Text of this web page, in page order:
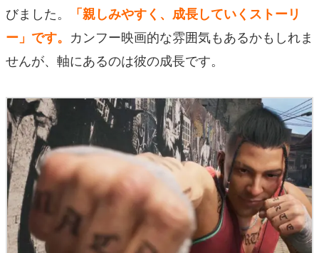
びました。
「親しみやすく、成長していくストーリ
ー」です。 カンフー映画的な雰囲気もあるかもしれま
せんが、軸にあるのは彼の成長です。